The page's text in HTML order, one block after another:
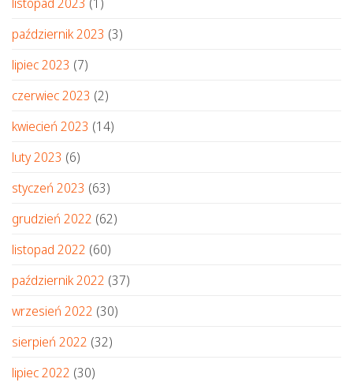
październik 2023 (3)
lipiec 2023 (7)
czerwiec 2023 (2)
kwiecień 2023 (14)
luty 2023 (6)
styczeń 2023 (63)
grudzień 2022 (62)
listopad 2022 (60)
październik 2022 (37)
wrzesień 2022 (30)
sierpień 2022 (32)
lipiec 2022 (30)